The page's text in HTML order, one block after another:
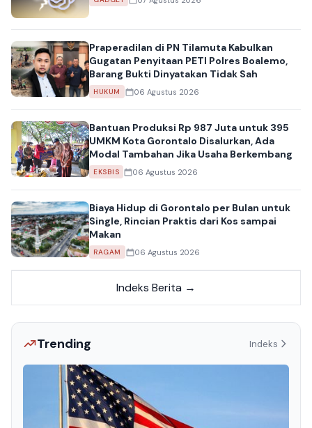
Praperadilan di PN Tilamuta Kabulkan
Gugatan Penyitaan PETI Polres Boalemo,
Barang Bukti Dinyatakan Tidak Sah
HUKUM 06 Agustus 2026
Bantuan Produksi Rp 987 Juta untuk 395
UMKM Kota Gorontalo Disalurkan, Ada
Modal Tambahan Jika Usaha Berkembang
EKSBIS 06 Agustus 2026
Biaya Hidup di Gorontalo per Bulan untuk
Single, Rincian Praktis dari Kos sampai
Makan
RAGAM 06 Agustus 2026
Indeks Berita →
Trending Indeks